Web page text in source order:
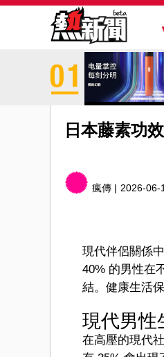
日本藤素功
瘋傳 | 2026-06-
現代伴侶關係
40% 的男性在
結。健康生活
現代男性
在高壓的現代